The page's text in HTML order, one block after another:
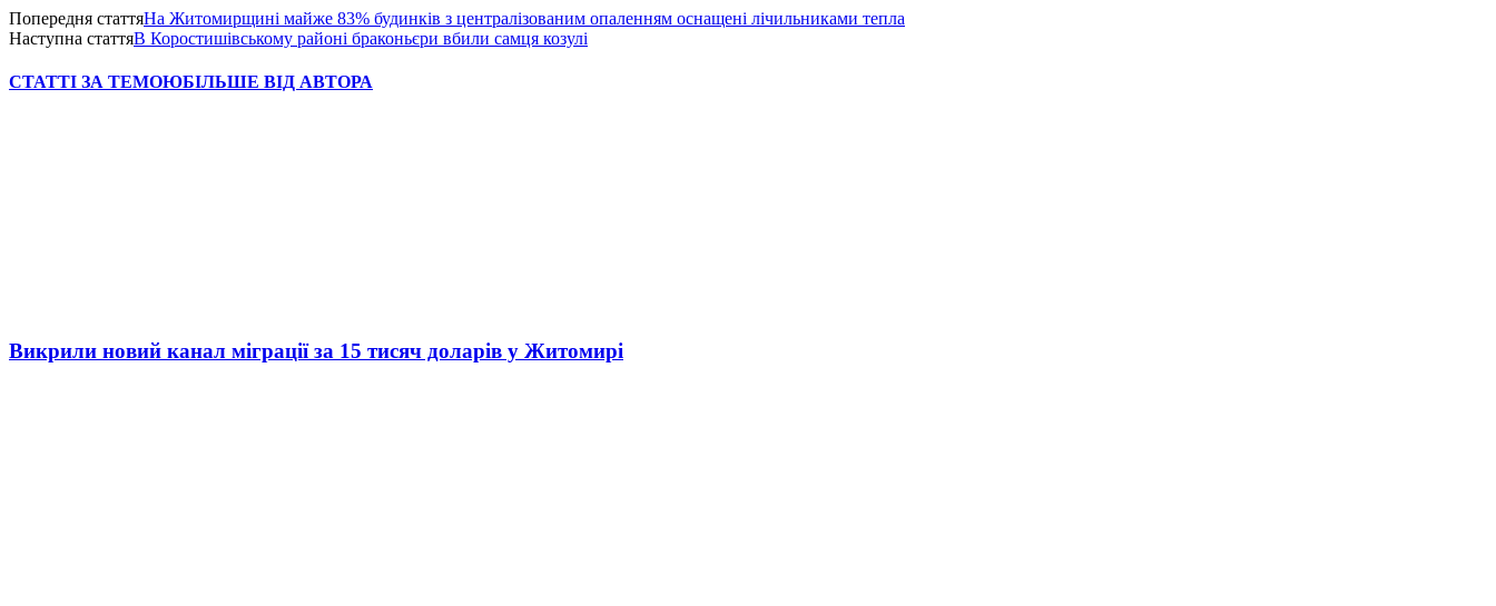
Попередня статтяНа Житомирщині майже 83% будинків з централізованим опаленням оснащені лічильниками тепла
Наступна статтяВ Коростишівському районі браконьєри вбили самця козулі
СТАТТІ ЗА ТЕМОЮБІЛЬШЕ ВІД АВТОРА
Викрили новий канал міграції за 15 тисяч доларів у Житомирі